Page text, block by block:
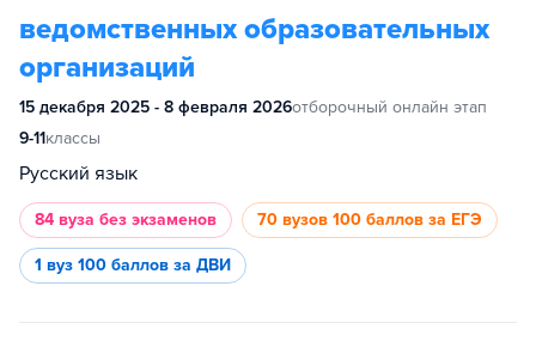
ведомственных образовательных
организаций
15 декабря 2025 - 8 февраля 2026отборочный онлайн этап
9-11классы
Русский язык
84 вуза без экзаменов 70 вузов 100 баллов за ЕГЭ
1 вуз 100 баллов за ДВИ